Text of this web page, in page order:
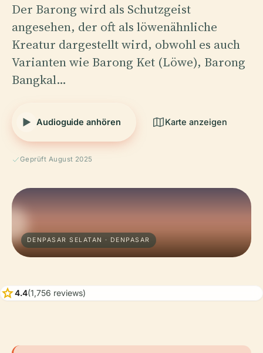
Der Barong wird als Schutzgeist
angesehen, der oft als löwenähnliche
Kreatur dargestellt wird, obwohl es auch
Varianten wie Barong Ket (Löwe), Barong
Bangkal…
Audioguide anhören Karte anzeigen
Geprüft August 2025
DENPASAR SELATAN · DENPASAR
star4.4(1,756 reviews)